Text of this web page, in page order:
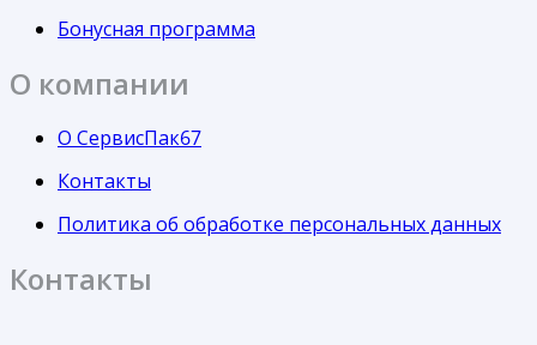
Бонусная программа
О компании
О СервисПак67
Контакты
Политика об обработке персональных данных
Контакты